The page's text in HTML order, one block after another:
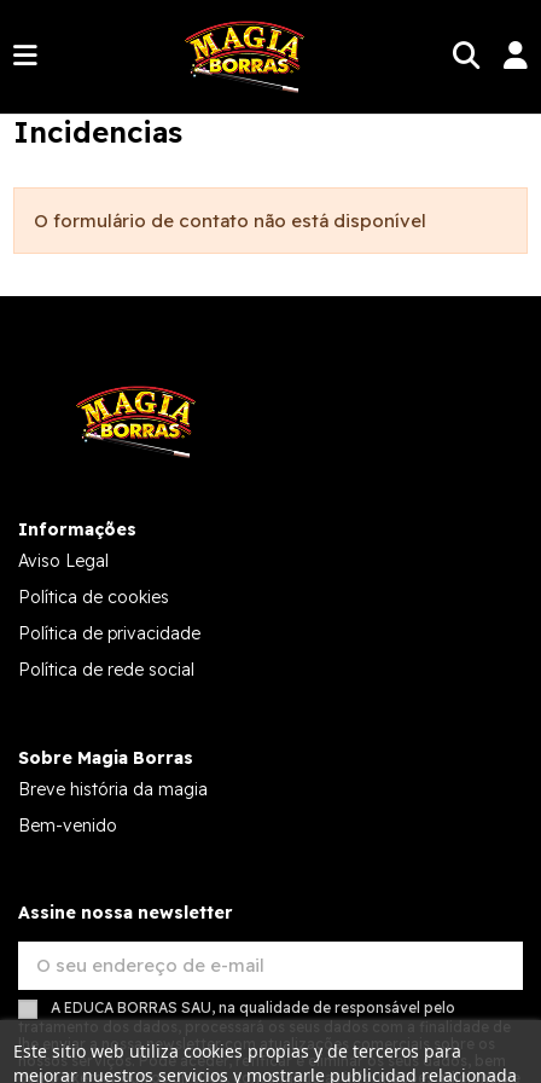
Incidencias
O formulário de contato não está disponível
Informações
Aviso Legal
Política de cookies
Política de privacidade
Política de rede social
Sobre Magia Borras
Breve história da magia
Bem-venido
Assine nossa newsletter
A EDUCA BORRAS SAU, na qualidade de responsável pelo
lhe enviar a nossa newsletter com atualizações comerciais sobre os
nossos serviços. Pode aceder, retificar e eliminar os seus dados, bem
como exercer outros direitos, consultando as informações adicionais e
Este sitio web utiliza cookies propias y de terceros para
mejorar nuestros servicios y mostrarle publicidad relacionada